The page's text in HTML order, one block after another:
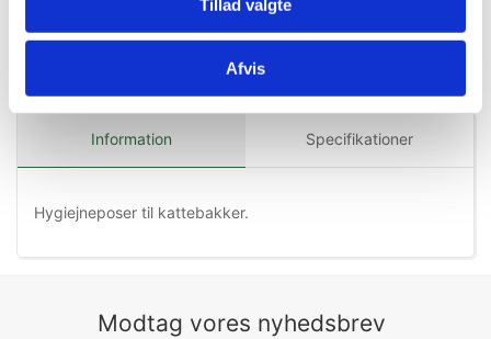
Tillad valgte
Afvis
Information Specifikationer
Hygiejneposer til kattebakker.
Modtag vores nyhedsbrev